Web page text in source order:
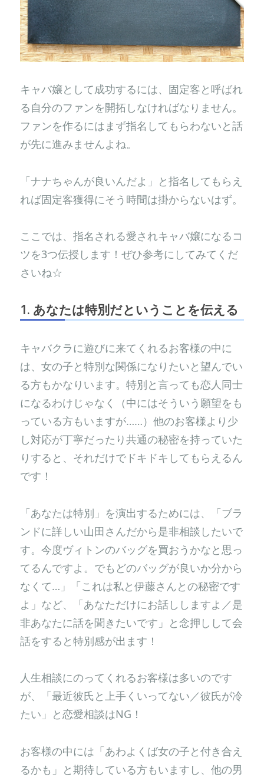
キャバ嬢として成功するには、固定客と呼ばれ
る自分のファンを開拓しなければなりません。
ファンを作るにはまず指名してもらわないと話
が先に進みませんよね。
「ナナちゃんが良いんだよ」と指名してもらえ
れば固定客獲得にそう時間は掛からないはず。
ここでは、指名される愛されキャバ嬢になるコ
ツを3つ伝授します！ぜひ参考にしてみてくだ
さいね☆
1. あなたは特別だということを伝える
キャバクラに遊びに来てくれるお客様の中に
は、女の子と特別な関係になりたいと望んでい
る方もかなりいます。特別と言っても恋人同士
になるわけじゃなく（中にはそういう願望をも
っている方もいますが……）他のお客様より少
し対応が丁寧だったり共通の秘密を持っていた
りすると、それだけでドキドキしてもらえるん
です！
「あなたは特別」を演出するためには、「ブラ
ンドに詳しい山田さんだから是非相談したいで
す。今度ヴィトンのバッグを買おうかなと思っ
てるんですよ。でもどのバッグが良いか分から
なくて…」「これは私と伊藤さんとの秘密です
よ」など、「あなただけにお話ししますよ／是
非あなたに話を聞きたいです」と念押しして会
話をすると特別感が出ます！
人生相談にのってくれるお客様は多いのです
が、「最近彼氏と上手くいってない／彼氏が冷
たい」と恋愛相談はNG！
お客様の中には「あわよくば女の子と付き合え
るかも」と期待している方もいますし、他の男